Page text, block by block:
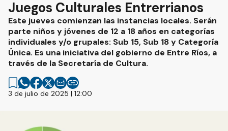
Juegos Culturales Entrerrianos
Este jueves comienzan las instancias locales. Serán
parte niños y jóvenes de 12 a 18 años en categorías
individuales y/o grupales: Sub 15, Sub 18 y Categoría
Única. Es una iniciativa del gobierno de Entre Ríos, a
través de la Secretaría de Cultura.
3 de julio de 2025 | 12:00